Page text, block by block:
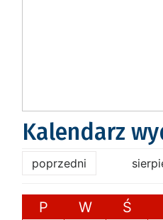
Kalendarz
poprzedni
P W Ś